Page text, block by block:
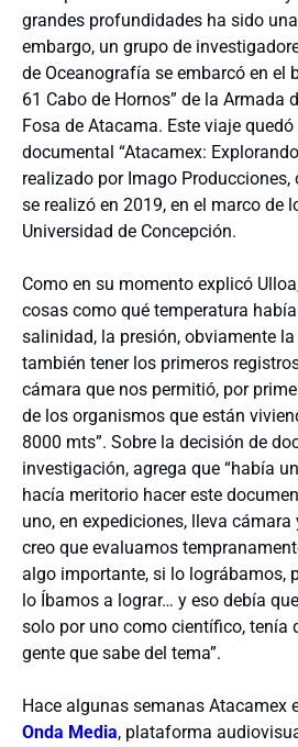
grandes profundidades ha sido
embargo, un grupo de
de Oceanografía se embarcó en el
61 Cabo de Hornos” de la Armada
Fosa de Atacama. Este viaje quedó
documental “Atacamex:
realizado por Imago Producciones,
se realizó en 2019, en el marco de
Universidad de Concepción.
Como en su momento explicó
cosas como qué temperatura
salinidad, la presión, obviamente
también tener los primeros
cámara que nos permitió, por
de los organismos que están
8000 mts”. Sobre la decisión de
investigación, agrega que “había
hacía meritorio hacer este
uno, en expediciones, lleva
creo que evaluamos
algo importante, si lo lográbamos,
lo Íbamos a lograr… y eso debía
solo por uno como científico, tenía
gente que sabe del tema”.
Hace algunas semanas Atacamex
Onda Media, plataforma